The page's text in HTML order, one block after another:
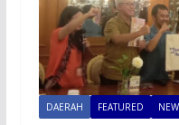
DAERAH FEATURED